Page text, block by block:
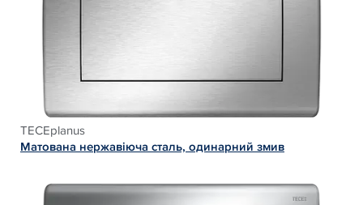
TECEplanus
Матована нержавіюча сталь, одинарний змив